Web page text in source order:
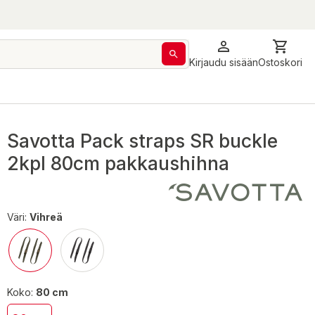
Kirjaudu sisäänOstoskori
Savotta Pack straps SR buckle
2kpl 80cm pakkaushihna
Väri: Vihreä
Koko: 80 cm